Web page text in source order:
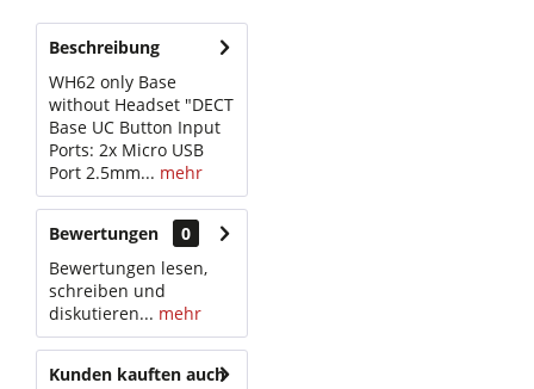
Beschreibung
WH62 only Base
without Headset "DECT
Base UC Button Input
Ports: 2x Micro USB
Port 2.5mm... mehr
Bewertungen
0
Bewertungen lesen,
schreiben und
diskutieren... mehr
Kunden kauften auch